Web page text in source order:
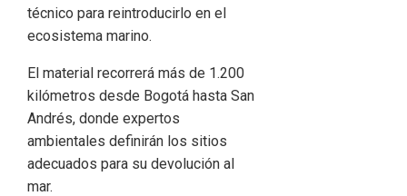
técnico para reintroducirlo en el
ecosistema marino.
El material recorrerá más de 1.200
kilómetros desde Bogotá hasta San
Andrés, donde expertos
ambientales definirán los sitios
adecuados para su devolución al
mar.